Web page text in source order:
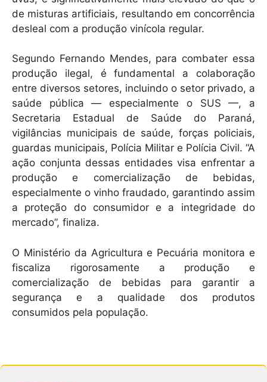
de misturas artificiais, resultando em concorrência
desleal com a produção vinícola regular.
Segundo Fernando Mendes, para combater essa
produção ilegal, é fundamental a colaboração
entre diversos setores, incluindo o setor privado, a
saúde pública — especialmente o SUS —, a
Secretaria Estadual de Saúde do Paraná,
vigilâncias municipais de saúde, forças policiais,
guardas municipais, Polícia Militar e Polícia Civil. “A
ação conjunta dessas entidades visa enfrentar a
produção e comercialização de bebidas,
especialmente o vinho fraudado, garantindo assim
a proteção do consumidor e a integridade do
mercado”, finaliza.
O Ministério da Agricultura e Pecuária monitora e
fiscaliza rigorosamente a produção e
comercialização de bebidas para garantir a
segurança e a qualidade dos produtos
consumidos pela população.